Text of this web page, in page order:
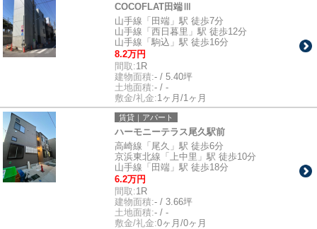
COCOFLAT田端Ⅲ
山手線「田端」駅 徒歩7分
山手線「西日暮里」駅 徒歩12分
山手線「駒込」駅 徒歩16分
8.2万円
間取:1R
建物面積:- / 5.40坪
土地面積:- / -
敷金/礼金:1ヶ月/1ヶ月
賃貸｜アパート
ハーモニーテラス尾久駅前
高崎線「尾久」駅 徒歩6分
京浜東北線「上中里」駅 徒歩10分
山手線「田端」駅 徒歩18分
6.2万円
間取:1R
建物面積:- / 3.66坪
土地面積:- / -
敷金/礼金:0ヶ月/0ヶ月